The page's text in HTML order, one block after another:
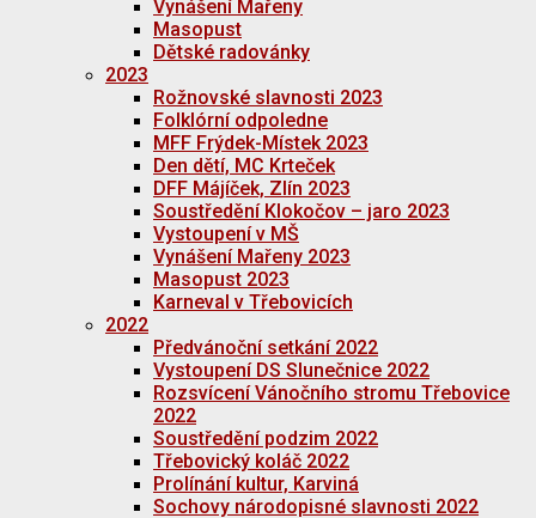
Vynášení Mařeny
Masopust
Dětské radovánky
2023
Rožnovské slavnosti 2023
Folklórní odpoledne
MFF Frýdek-Místek 2023
Den dětí, MC Krteček
DFF Májíček, Zlín 2023
Soustředění Klokočov – jaro 2023
Vystoupení v MŠ
Vynášení Mařeny 2023
Masopust 2023
Karneval v Třebovicích
2022
Předvánoční setkání 2022
Vystoupení DS Slunečnice 2022
Rozsvícení Vánočního stromu Třebovice
2022
Soustředění podzim 2022
Třebovický koláč 2022
Prolínání kultur, Karviná
Sochovy národopisné slavnosti 2022